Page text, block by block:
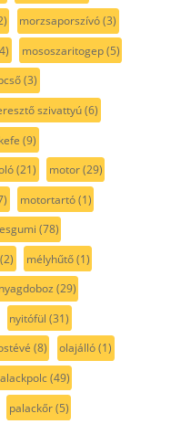
morzsaporszívó(3)
mososzaritogep(5)
(3)
szivattyú(6)
(9)
(21) motor(29)
motortartó(1)
(78)
(2) mélyhűtő(1)
(29)
nyitófül (31)
(8) olajálló(1)
(49)
palackőr(5)